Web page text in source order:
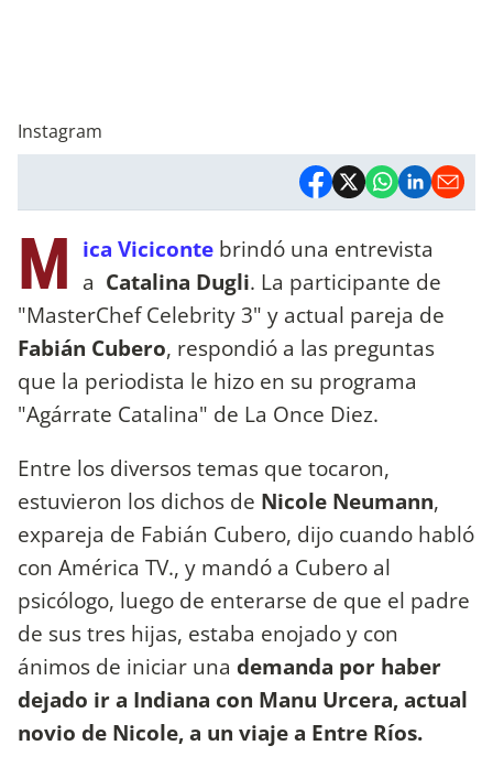
Instagram
M ica Viciconte brindó una entrevista
a Catalina Dugli. La participante de
"MasterChef Celebrity 3" y actual pareja de
Fabián Cubero, respondió a las preguntas
que la periodista le hizo en su programa
"Agárrate Catalina" de La Once Diez.
Entre los diversos temas que tocaron,
estuvieron los dichos de Nicole Neumann,
expareja de Fabián Cubero, dijo cuando habló
con América TV., y mandó a Cubero al
psicólogo, luego de enterarse de que el padre
de sus tres hijas, estaba enojado y con
ánimos de iniciar una demanda por haber
dejado ir a Indiana con Manu Urcera, actual
novio de Nicole, a un viaje a Entre Ríos.